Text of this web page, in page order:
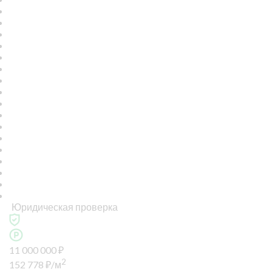
Юридическая проверка
11 000 000₽
152 778 ₽/м2